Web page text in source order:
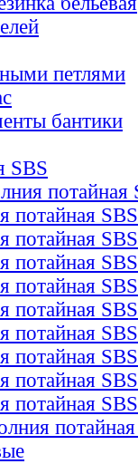
петлями
бантики
SBS
потайная
потайная SBS
потайная SBS
потайная SBS
потайная SBS
потайная SBS
потайная SBS
потайная SBS
потайная SBS
потайная SBS